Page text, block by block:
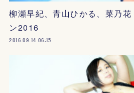
柳瀬早紀、青山ひかる、菜乃
ン2016
2016.09.14 06:15